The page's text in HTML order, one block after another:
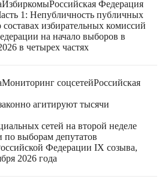
ИзбиркомыРоссийская Федерация
1: Непубличность публичных
избирательных комиссий
на начало выборов в
в четырех частях
Мониторинг соцсетейРоссийская
агитируют тысячи
сетей на второй неделе
по выборам депутатов
Федерации IX созыва,
2026 года